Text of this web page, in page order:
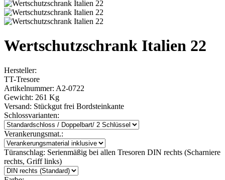
Wertschutzschrank Italien 22
Hersteller:
TT-Tresore
Artikelnummer: A2-0722
Gewicht: 261 Kg
Versand: Stückgut frei Bordsteinkante
Schlossvarianten:
Verankerungsmat.:
Türanschlag: Serienmäßig bei allen Tresoren DIN rechts (Scharniere
rechts, Griff links)